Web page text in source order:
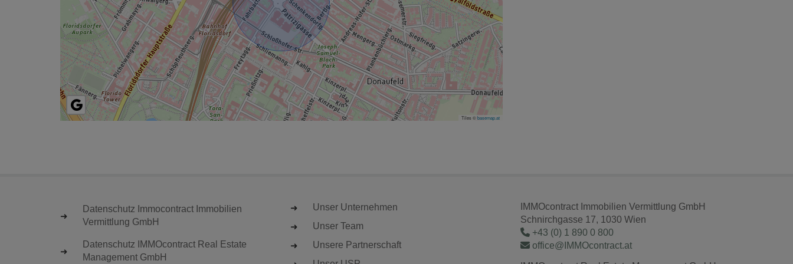
Tiles ©basemap.at
Datenschutz Immocontract Immobilien
Vermittlung GmbH
Datenschutz IMMOcontract Real Estate
Management GmbH
Unser Unternehmen
Unser Team
Unsere Partnerschaft
IMMOcontract Immobilien Vermittlung GmbH
Schnirchgasse 17, 1030 Wien
+43 (0) 1 890 0 800
office@IMMOcontract.at